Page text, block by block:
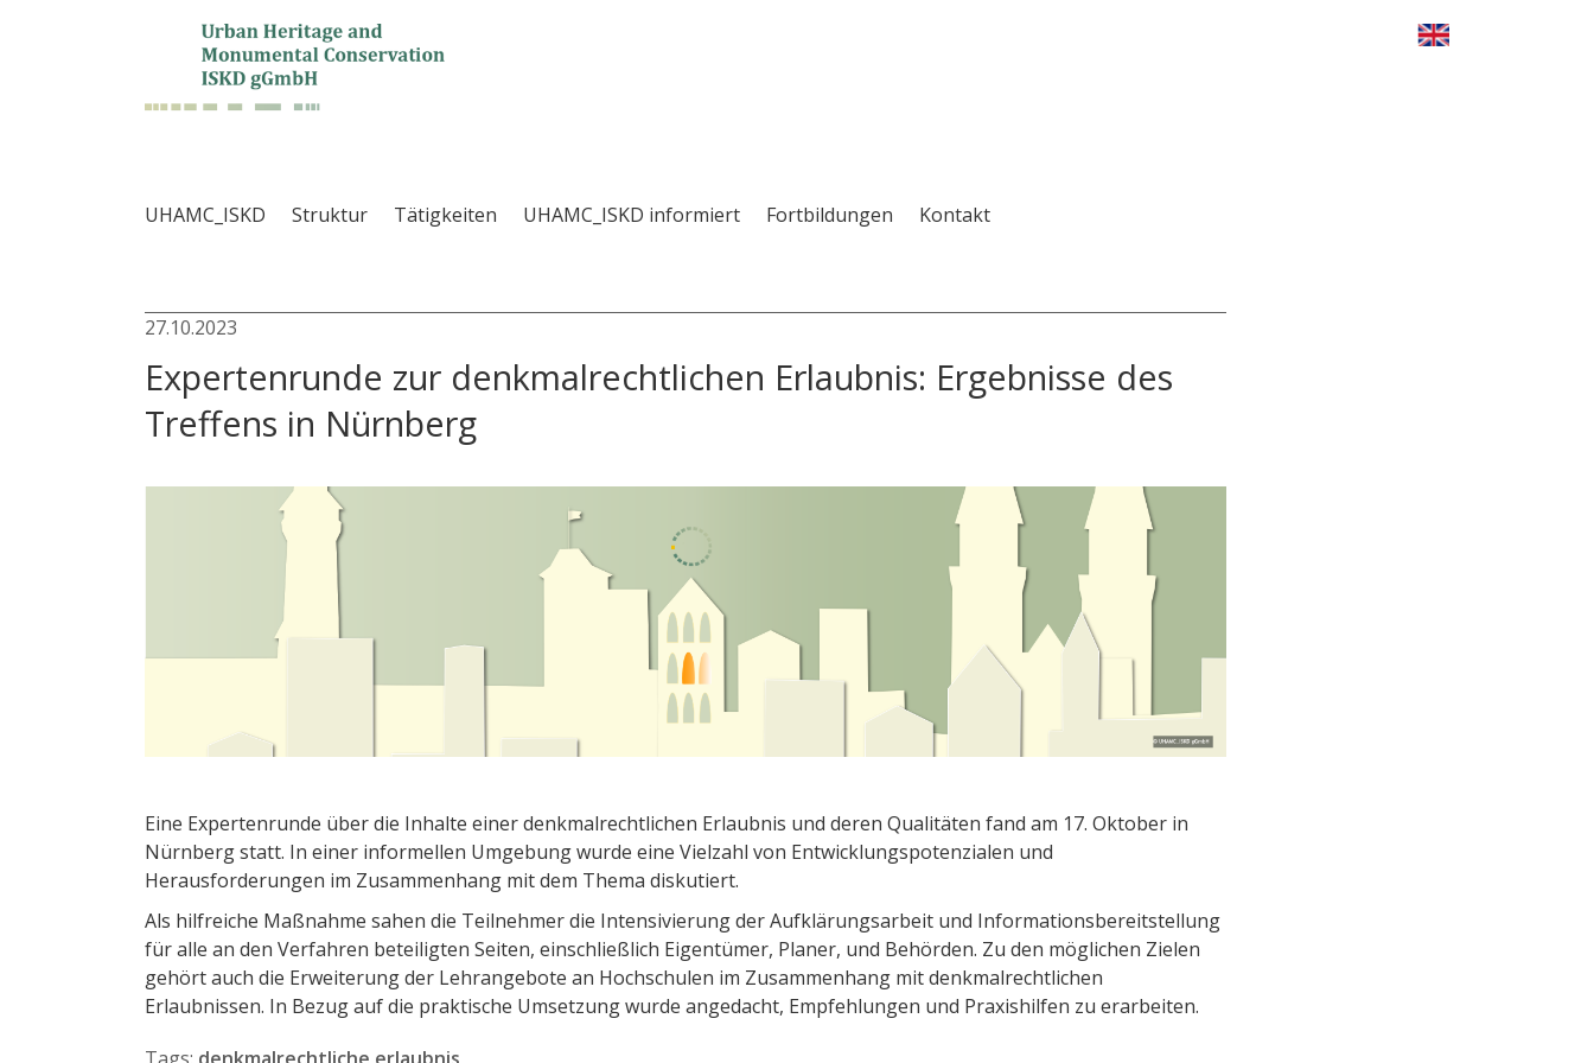
UHAMC_ISKD Struktur Tätigkeiten UHAMC_ISKD informiert Fortbildungen Kontakt
27.10.2023
Expertenrunde zur denkmalrechtlichen Erlaubnis: Ergebnisse des
Treffens in Nürnberg
Eine Expertenrunde über die Inhalte einer denkmalrechtlichen Erlaubnis und deren Qualitäten fand am 17. Oktober in
Nürnberg statt. In einer informellen Umgebung wurde eine Vielzahl von Entwicklungspotenzialen und
Herausforderungen im Zusammenhang mit dem Thema diskutiert.
Als hilfreiche Maßnahme sahen die Teilnehmer die Intensivierung der Aufklärungsarbeit und Informationsbereitstellung
für alle an den Verfahren beteiligten Seiten, einschließlich Eigentümer, Planer, und Behörden. Zu den möglichen Zielen
gehört auch die Erweiterung der Lehrangebote an Hochschulen im Zusammenhang mit denkmalrechtlichen
Erlaubnissen. In Bezug auf die praktische Umsetzung wurde angedacht, Empfehlungen und Praxishilfen zu erarbeiten.
Tags: denkmalrechtliche erlaubnis